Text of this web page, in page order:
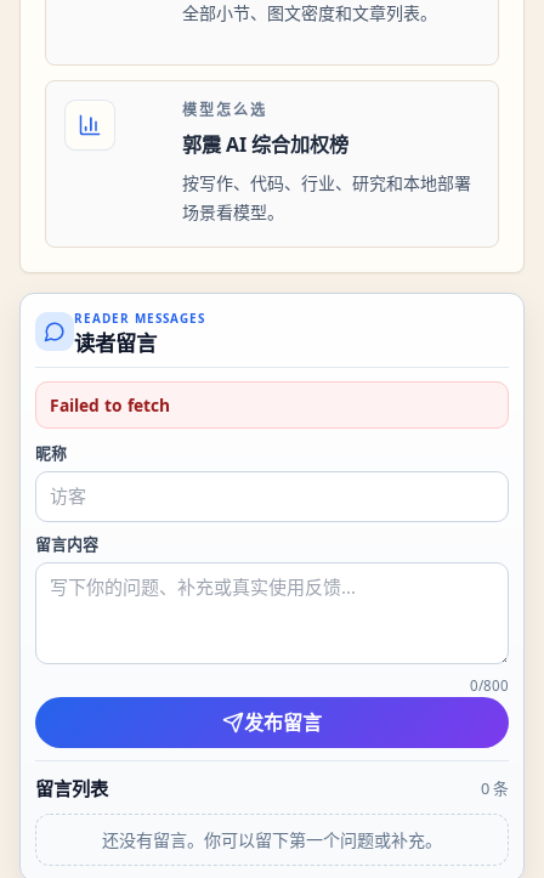
全部小节、图文密度和文章列表。
模型怎么选
郭震 AI 综合加权榜
按写作、代码、行业、研究和本地部署
场景看模型。
READER MESSAGES
读者留言
Failed to fetch
昵称
留言内容
0/800
发布留言
留言列表 0条
还没有留言。你可以留下第一个问题或补充。